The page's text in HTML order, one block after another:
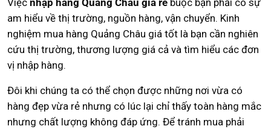
Việc nhập hàng Quảng Châu giá rẻ buộc bạn phải có sự
am hiểu về thị trường, nguồn hàng, vận chuyển. Kinh
nghiệm mua hàng Quảng Châu giá tốt là bạn cần nghiên
cứu thị trường, thương lượng giá cả và tìm hiểu các đơn
vị nhập hàng.
Đôi khi chúng ta có thể chọn được những nơi vừa có
hàng đẹp vừa rẻ nhưng có lúc lại chỉ thấy toàn hàng mắc
nhưng chất lượng không đáp ứng. Để tránh mua phải